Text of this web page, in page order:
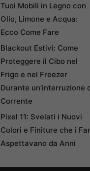
Tuoi Mobili in Legno con
Olio, Limone e Acqua:
Ecco Come Fare
Blackout Estivi: Come
Proteggere il Cibo nel
Frigo e nel Freezer
Durante un’interruzione
Corrente
Pixel 11: Svelati i Nuovi
Colori e Finiture che i
Aspettavano da Anni